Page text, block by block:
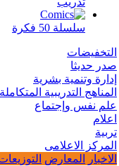
سلسلة 50 فكرة
التخفيضات
صدر حديثا
إدارة وتنمية بشرية
المناهج التدريبية المتكاملة
علم نفس وإجتماع
اعلام
تربية
المركز الاعلامى
الاخبار
المعارض